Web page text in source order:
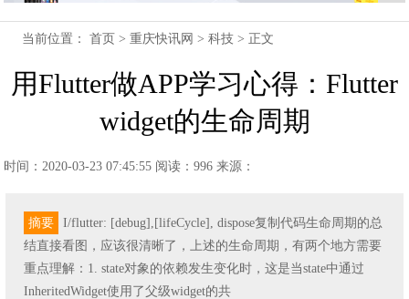
当前位置：首页 >重庆快讯网 >科技 > 正文
用Flutter做APP学习心得：Flutter
widget的生命周期
时间：2020-03-23 07:45:55 阅读：996 来源：
摘要
I/flutter: [debug],[lifeCycle], dispose复制代码生命周期的总
结直接看图，应该很清晰了，上述的生命周期，有两个地方需要
重点理解：1. state对象的依赖发生变化时，这是当state中通过
InheritedWidget使用了父级widget的共